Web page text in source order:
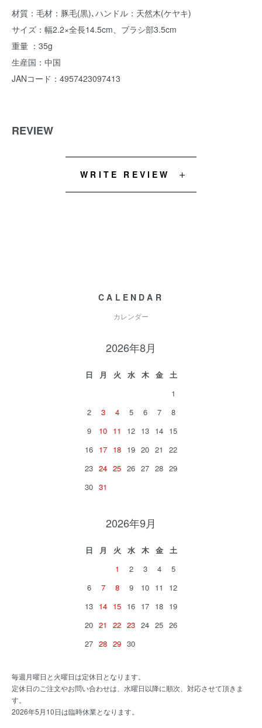
材質：毛材：豚毛(黒)､ハンドル：天然木(ケヤキ)
サイズ：幅2.2×全長14.5cm、ブラシ部3.5cm
重量 ：35g
生産国：中国
JANコード：4957423097413
REVIEW
WRITE REVIEW
CALENDAR
カレンダー
2026年8月
日 月 火 水 木 金
土
1
2
3 4 5 6 7
8
9
10 11 12 13 14 15
16 17 18 19 20 21
22
23 24 25 26 27 28 29
30 31
2026年9月
日 月 火 水 木 金
土
1
2 3 4
5
6
7 8 9 10 11
12
13 14 15 16 17 18 19
20 21 22 23 24 25 26
27 28 29 30
毎週月曜日と火曜日は定休日となります。
定休日のご注文やお問い合わせは、水曜日以降に順次、対応させて頂きま
す。
2026年5月10日は臨時休業となります。